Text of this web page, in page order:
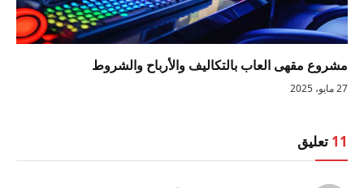
مشروع مقهى العاب بالتكاليف والأرباح والشروط
27 مايو، 2025
11 تعليق